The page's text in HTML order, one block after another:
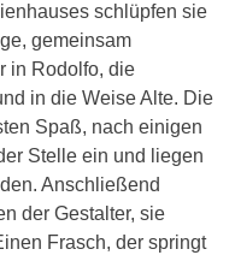
schlüpfen sie
gemeinsam
in Rodolfo, die
in die Weise Alte. Die
Spaß, nach einigen
Stelle ein und liegen
Anschließend
der Gestalter, sie
Frasch, der springt